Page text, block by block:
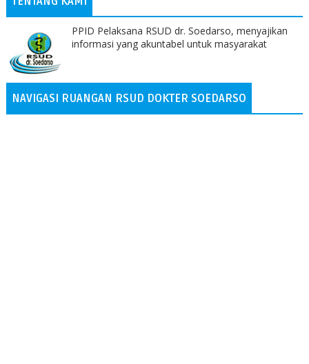
PPID Pelaksana RSUD dr. Soedarso, menyajikan
informasi yang akuntabel untuk masyarakat
NAVIGASI RUANGAN RSUD DOKTER SOEDARSO